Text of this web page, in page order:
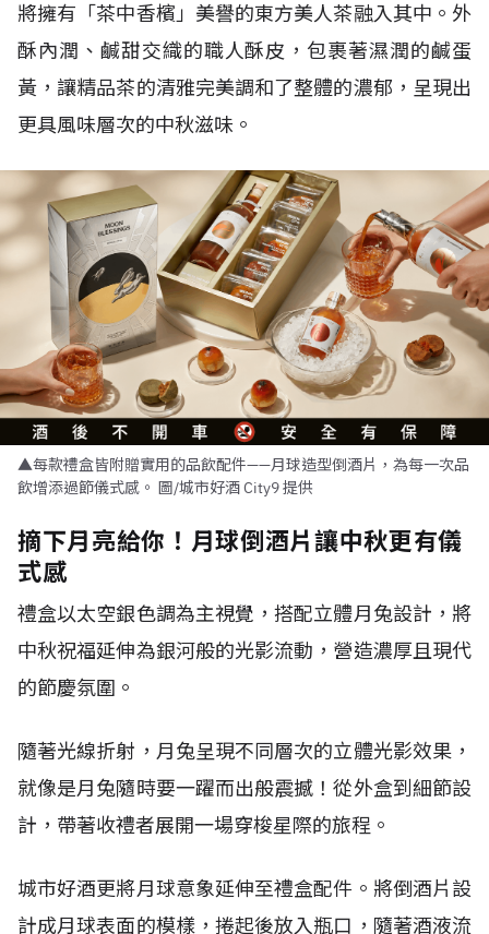
將擁有「茶中香檳」美譽的東方美人茶融入其中。外
酥內潤、鹹甜交織的職人酥皮，包裹著濕潤的鹹蛋
黃，讓精品茶的清雅完美調和了整體的濃郁，呈現出
更具風味層次的中秋滋味。
▲每款禮盒皆附贈實用的品飲配件——月球造型倒酒片，為每一次品
飲增添過節儀式感。 圖/城市好酒 City9 提供
摘下月亮給你！月球倒酒片讓中秋更有儀
式感
禮盒以太空銀色調為主視覺，搭配立體月兔設計，將
中秋祝福延伸為銀河般的光影流動，營造濃厚且現代
的節慶氛圍。
隨著光線折射，月兔呈現不同層次的立體光影效果，
就像是月兔隨時要一躍而出般震撼！從外盒到細節設
計，帶著收禮者展開一場穿梭星際的旅程。
城市好酒更將月球意象延伸至禮盒配件。將倒酒片設
計成月球表面的模樣，捲起後放入瓶口，隨著酒液流